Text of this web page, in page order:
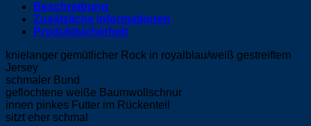
Beschreibung
Zusätzliche Informationen
Produktsicherheit
knielanger gemütlicher Rock in royalblau/weiß gestreiftem
Jersey
schmaler Bund
geflochtene weiße Baumwollschnur
innen pinkes Futter im Rückenteil
sitzt eher schmal